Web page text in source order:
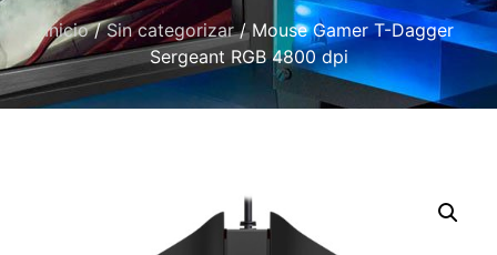
Inicio/Sin categorizar/ Mouse Gamer T-Dagger
Sergeant RGB 4800 dpi